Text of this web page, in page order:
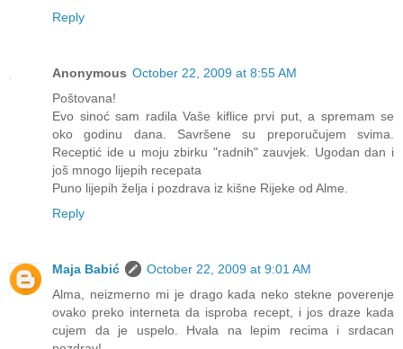
Reply
Anonymous October 22, 2009 at 8:55 AM
Poštovana!
Evo sinoć sam radila Vaše kiflice prvi put, a spremam se
oko godinu dana. Savršene su preporučujem svima.
Receptić ide u moju zbirku "radnih" zauvjek. Ugodan dan i
još mnogo lijepih recepata
Puno lijepih želja i pozdrava iz kišne Rijeke od Alme.
Reply
Maja Babić
October 22, 2009 at 9:01 AM
Alma, neizmerno mi je drago kada neko stekne poverenje
ovako preko interneta da isproba recept, i jos draze kada
cujem da je uspelo. Hvala na lepim recima i srdacan